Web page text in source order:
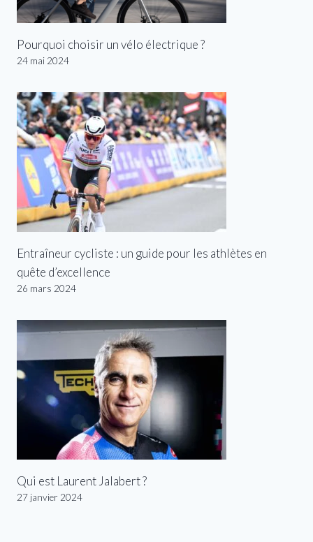
Pourquoi choisir un vélo électrique ?
24 mai 2024
Entraîneur cycliste : un guide pour les athlètes en
quête d’excellence
26 mars 2024
Qui est Laurent Jalabert ?
27 janvier 2024